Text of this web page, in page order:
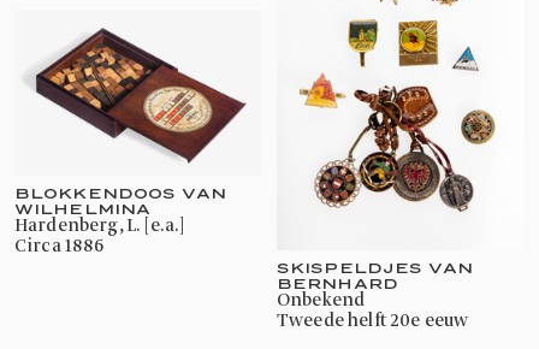
BLOKKENDOOS VAN
WILHELMINA
Hardenberg, L. [e.a.]
circa 1886
SKISPELDJES VAN
BERNHARD
onbekend
tweede helft 20e eeuw